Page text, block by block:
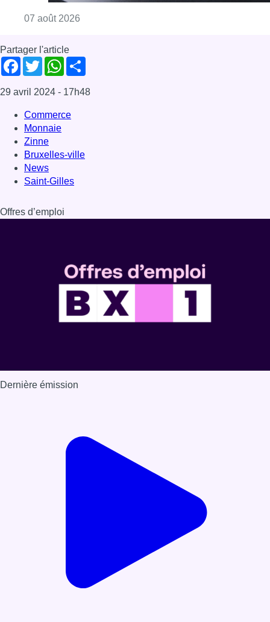
07 août 2026
Partager l'article
Facebook
TwitterWhatsApp
29 avril 2024 - 17h48
Commerce
Monnaie
Zinne
Bruxelles-ville
News
Saint-Gilles
Offres d’emploi
Dernière émission